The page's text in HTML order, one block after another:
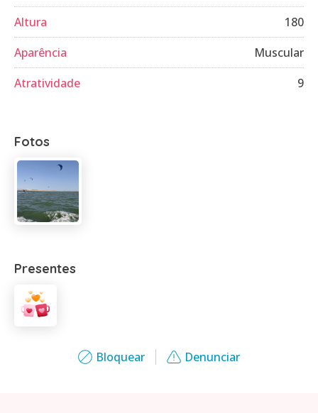
Bloquear Denunciar
Altura
180
Aparência
Muscular
Atratividade
9
Fotos
Presentes